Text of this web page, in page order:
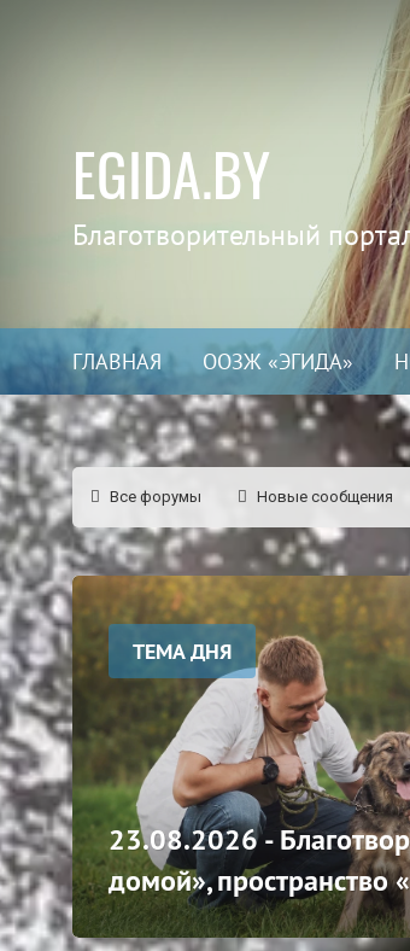
EGIDA.BY
Благотворительный
ГЛАВНАЯ ООЗЖ «ЭГИДА»
Все форумы Новые сообщения
ТЕМА ДНЯ
23.08.2026 -
домой»,